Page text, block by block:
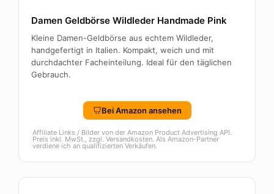
Damen Geldbörse Wildleder Handmade Pink
Kleine Damen-Geldbörse aus echtem Wildleder,
handgefertigt in Italien. Kompakt, weich und mit
durchdachter Facheinteilung. Ideal für den täglichen
Gebrauch.
Bei Amazon ansehen
Affiliate Links / Bilder von der Amazon Product Advertising API.
Preis inkl. MwSt., zzgl. Versandkosten. Als Amazon-Partner
verdiene ich an qualifizierten Verkäufen.